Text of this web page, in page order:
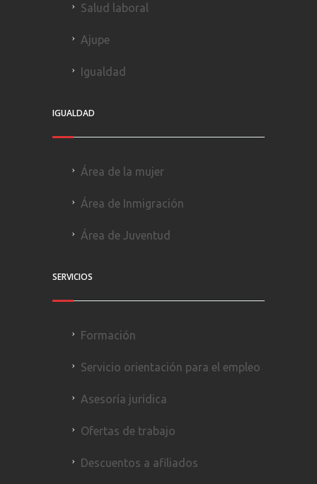
Salud laboral
Ajupe
Igualdad
IGUALDAD
Área de la mujer
Área de Inmigración
Área de Juventud
SERVICIOS
Formación
Servicio orientación para el empleo
Asesoría jurídica
Ofertas de trabajo
Descuentos a afiliados